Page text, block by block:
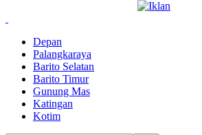
Depan
Palangkaraya
Barito Selatan
Barito Timur
Gunung Mas
Katingan
Kotim